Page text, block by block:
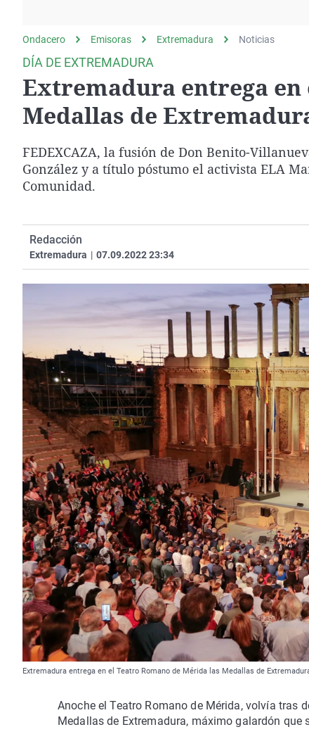
gato
Negra
País Vasco
Ondacero Emisoras Extremadura Noticias
DÍA DE EXTREMADURA
Extremadura entrega en
Medallas de
FEDEXCAZA, la fusión de Don Benito-
González y a título póstumo el activista ELA
Comunidad.
Redacción
Extremadura | 07.09.2022 23:34
Extremadura entrega en el Teatro Romano de Mérida las Medallas de
Anoche el Teatro Romano de Mérida, volvía tras
Medallas de Extremadura, máximo galardón que